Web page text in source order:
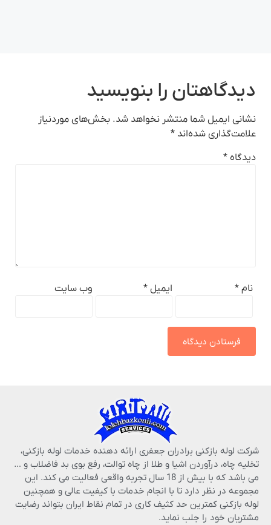
دیدگاهتان را بنویسید
نشانی ایمیل شما منتشر نخواهد شد. بخش‌های موردنیاز
علامت‌گذاری شده‌اند *
دیدگاه *
نام * ایمیل * وب‌ سایت
شرکت لوله بازکنی برادران جعفری ارائه دهنده خدمات لوله بازکنی،
تخلیه چاه، درآوردن اشیا و طلا از چاه توالت، رفع بوی بد فاضلاب و …
می باشد که با بیش از 18 سال تجربه واقعی فعالیت می کند. این
مجموعه در نظر دارد تا با انجام خدمات با کیفیت عالی و همچنین
لوله بازکنی کمترین حد کثیف کاری در تمام نقاط ایران بتواند رضایت
مشتریان خود را جلب نماید.